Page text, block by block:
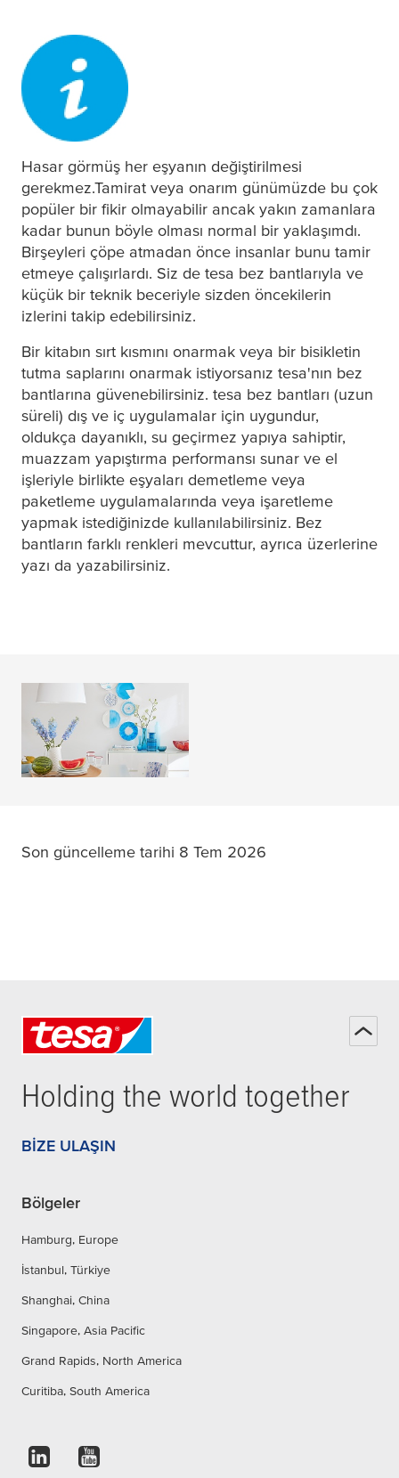
Hasar görmüş her eşyanın değiştirilmesi
gerekmez.Tamirat veya onarım günümüzde bu çok
popüler bir fikir olmayabilir ancak yakın zamanlara
kadar bunun böyle olması normal bir yaklaşımdı.
Birşeyleri çöpe atmadan önce insanlar bunu tamir
etmeye çalışırlardı. Siz de tesa bez bantlarıyla ve
küçük bir teknik beceriyle sizden öncekilerin
izlerini takip edebilirsiniz.
Bir kitabın sırt kısmını onarmak veya bir bisikletin
tutma saplarını onarmak istiyorsanız tesa'nın bez
bantlarına güvenebilirsiniz. tesa bez bantları (uzun
süreli) dış ve iç uygulamalar için uygundur,
oldukça dayanıklı, su geçirmez yapıya sahiptir,
muazzam yapıştırma performansı sunar ve el
işleriyle birlikte eşyaları demetleme veya
paketleme uygulamalarında veya işaretleme
yapmak istediğinizde kullanılabilirsiniz. Bez
bantların farklı renkleri mevcuttur, ayrıca üzerlerine
yazı da yazabilirsiniz.
DIY Fikirleri
DAHA FAZLASINI
OKU
Son güncelleme tarihi 8 Tem 2026
Holding the world together
BIZE ULAŞIN
Bölgeler
Hamburg, Europe
İstanbul, Türkiye
Shanghai, China
Singapore, Asia Pacific
Grand Rapids, North America
Curitiba, South America